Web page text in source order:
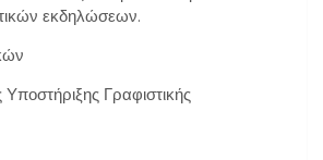
εκδηλώσεων.
Υποστήριξης Γραφιστικής